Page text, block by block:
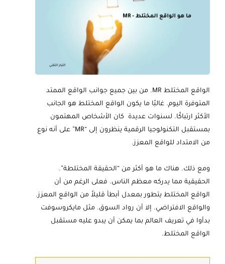
الواقع المختلط MR. من بين جميع جوانب الواقع الممتد
المتوفرة اليوم. غالبًا ما يكون الواقع المختلط هو الجانب
الأكثر ارتباكًا. لسنوات عديدة كان الأشخاص المهتمون
بمستقبل التكنولوجيا الرقمية ينظرون إلى “MR” على أنه نوع
من الامتداد للواقع المعزز.
ومع ذلك. هناك ما هو أكثر من “الحقيقة المختلطة”.
الحقيقية مما يدركه معظم الناس. فعلى الرغم من أن
الواقع المختلط يتطور بمعدل أبطأ قليلاً من الواقع المعزز.
والواقع الافتراضي. إلا أن رواد السوق. مثل مايكروسوفت
بدأوا في تعريف العالم بما يمكن أن يبدو عليه مستقبل
الواقع المختلط.